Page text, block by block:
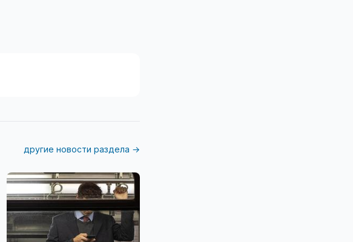
другие новости раздела →